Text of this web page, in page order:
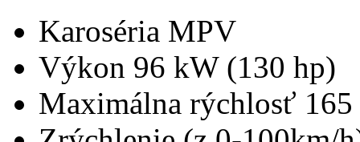
Karoséria MPV
Výkon 96 kW (130 hp)
Maximálna rýchlosť